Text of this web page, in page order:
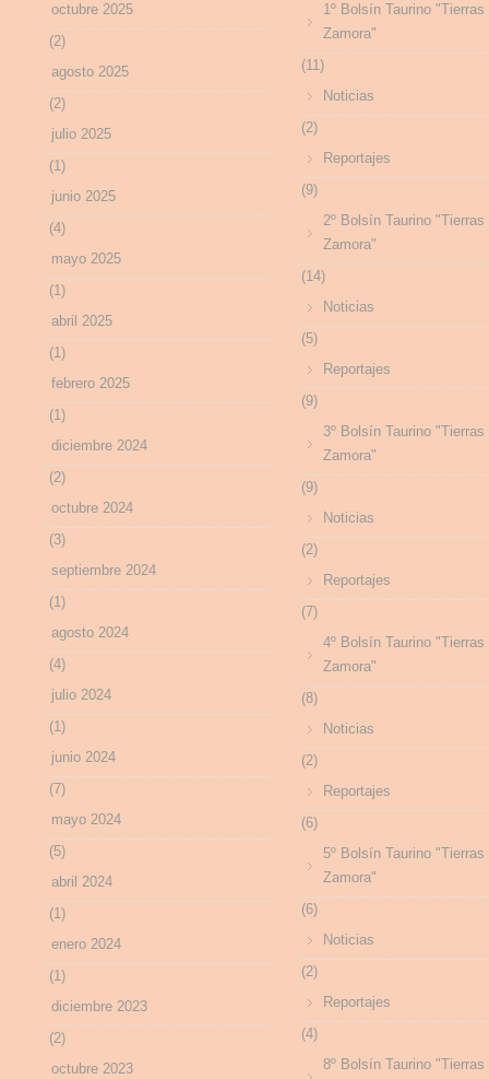
octubre 2025
(2)
agosto 2025
(2)
julio 2025
(1)
junio 2025
(4)
mayo 2025
(1)
abril 2025
(1)
febrero 2025
(1)
diciembre 2024
(2)
octubre 2024
(3)
septiembre 2024
(1)
agosto 2024
(4)
julio 2024
(1)
junio 2024
(7)
mayo 2024
(5)
abril 2024
(1)
enero 2024
(1)
diciembre 2023
(2)
octubre 2023
1º Bolsín Taurino "Tierras
Zamora"
(11)
Noticias
(2)
Reportajes
(9)
2º Bolsín Taurino "Tierras
Zamora"
(14)
Noticias
(5)
Reportajes
(9)
3º Bolsín Taurino "Tierras
Zamora"
(9)
Noticias
(2)
Reportajes
(7)
4º Bolsín Taurino "Tierras
Zamora"
(8)
Noticias
(2)
Reportajes
(6)
5º Bolsín Taurino "Tierras
Zamora"
(6)
Noticias
(2)
Reportajes
(4)
8º Bolsín Taurino "Tierras